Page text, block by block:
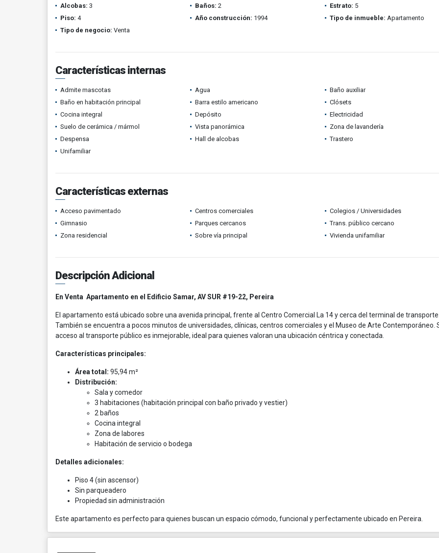
Alcobas: 3 Baños: 2 Estrato: 5
Piso: 4 Año construcción: 1994 Tipo de inmueble: Apartamento
Tipo de negocio: Venta
Características internas
Admite mascotas Agua
Baño auxiliar
Baño en habitación principal
Barra estilo americano
Clósets
Cocina integral
Depósito
Electricidad
Suelo de cerámica / mármol
Vista panorámica
Zona de lavandería
Despensa
Hall de alcobas
Trastero
Unifamiliar
Características externas
Acceso pavimentado Centros comerciales
Colegios / Universidades
Gimnasio
Parques cercanos
Trans. público cercano
Zona residencial
Sobre vía principal Vivienda unifamiliar
Descripción Adicional
En Venta Apartamento en el Edificio Samar, AV SUR #19-22, Pereira
El apartamento está ubicado sobre una avenida principal, frente al Centro Comercial La 14 y cerca del terminal de
También se encuentra a pocos minutos de universidades, clínicas, centros comerciales y el Museo de Arte Contemporáneo.
acceso al transporte público es inmejorable, ideal para quienes valoran una ubicación céntrica y conectada.
Características principales:
Área total: 95,94 m²
Distribución:
Sala y comedor
3 habitaciones (habitación principal con baño privado y vestier)
2 baños
Cocina integral
Zona de labores
Habitación de servicio o bodega
Detalles adicionales:
Piso 4 (sin ascensor)
Sin parqueadero
Propiedad sin administración
Este apartamento es perfecto para quienes buscan un espacio cómodo, funcional y perfectamente ubicado en Pereira.